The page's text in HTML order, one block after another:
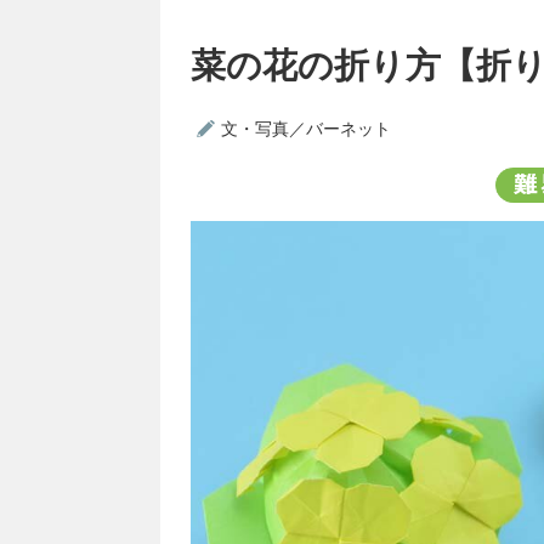
菜の花の折り方【折
文・写真／バーネット